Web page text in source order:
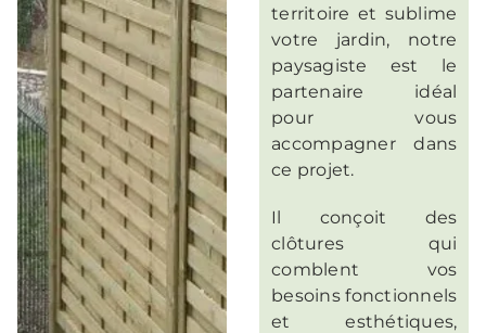
territoire et sublime
votre jardin, notre
paysagiste est le
partenaire idéal
pour vous
accompagner dans
ce projet.
Il conçoit des
clôtures qui
comblent vos
besoins fonctionnels
et esthétiques,